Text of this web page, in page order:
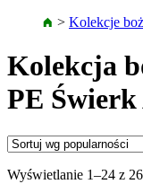
> Kolekcje
Kolekcja
PE
Wyświetlanie 1–24 z